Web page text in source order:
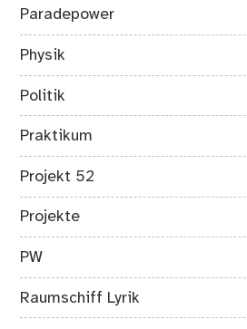
Paradepower
Physik
Politik
Praktikum
Projekt 52
Projekte
PW
Raumschiff Lyrik